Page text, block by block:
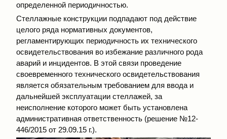
определенной периодичностью.
Стеллажные конструкции подпадают под действие
целого ряда нормативных документов,
регламентирующих периодичность их технического
освидетельствования во избежание различного рода
аварий и инцидентов. В этой связи проведение
своевременного технического освидетельствования
является обязательным требованием для ввода и
дальнейшей эксплуатации стеллажей, за
неисполнение которого может быть установлена
административная ответственность (решение №12-
446/2015 от 29.09.15 г.).